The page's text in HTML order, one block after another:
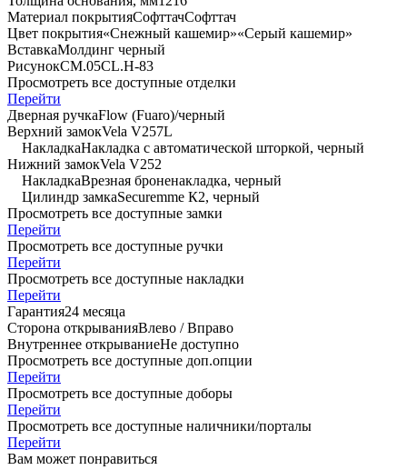
Материал покрытияСофттачСофттач
Цвет покрытия«Снежный кашемир»«Серый кашемир»
ВставкаМолдинг черный
РисунокCM.05CL.Н-83
Просмотреть все доступные отделки
Перейти
Дверная ручкаFlow (Fuaro)/черный
Верхний замокVela V257L
НакладкаНакладка с автоматической шторкой, черный
Нижний замокVela V252
НакладкаВрезная броненакладка, черный
Цилиндр замкаSecuremme К2, черный
Просмотреть все доступные замки
Перейти
Просмотреть все доступные ручки
Перейти
Просмотреть все доступные накладки
Перейти
Гарантия24 месяца
Сторона открыванияВлево / Вправо
Внутреннее открываниеНе доступно
Просмотреть все доступные доп.опции
Перейти
Просмотреть все доступные доборы
Перейти
Просмотреть все доступные наличники/порталы
Перейти
Вам может понравиться